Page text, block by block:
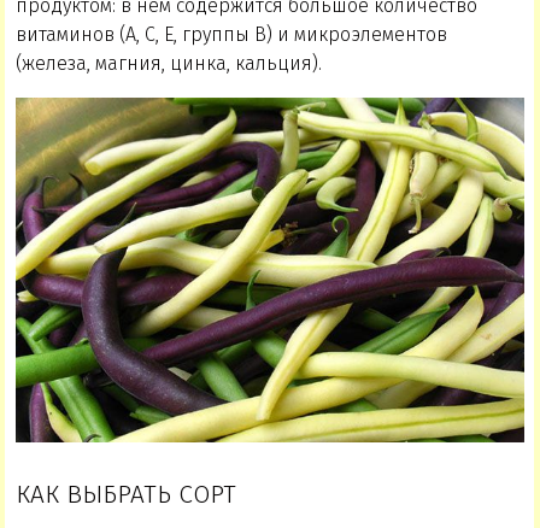
продуктом: в нем содержится большое количество
витаминов (А, С, Е, группы В) и микроэлементов
(железа, магния, цинка, кальция).
КАК ВЫБРАТЬ СОРТ